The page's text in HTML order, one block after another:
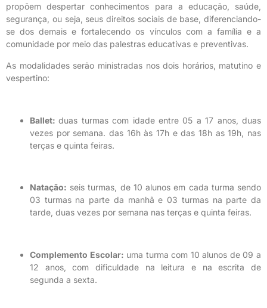
propõem despertar conhecimentos para a educação, saúde,
segurança, ou seja, seus direitos sociais de base, diferenciando-
se dos demais e fortalecendo os vínculos com a família e a
comunidade por meio das palestras educativas e preventivas.
As modalidades serão ministradas nos dois horários, matutino e
vespertino:
Ballet:duas turmas com idade entre 05 a 17 anos, duas
vezes por semana. das 16h às 17h e das 18h as 19h, nas
terças e quinta feiras.
Natação: seis turmas, de 10 alunos em cada turma sendo
03 turmas na parte da manhã e 03 turmas na parte da
tarde, duas vezes por semana nas terças e quinta feiras.
Complemento Escolar: uma turma com 10 alunos de 09 a
12 anos, com dificuldade na leitura e na escrita de
segunda a sexta.